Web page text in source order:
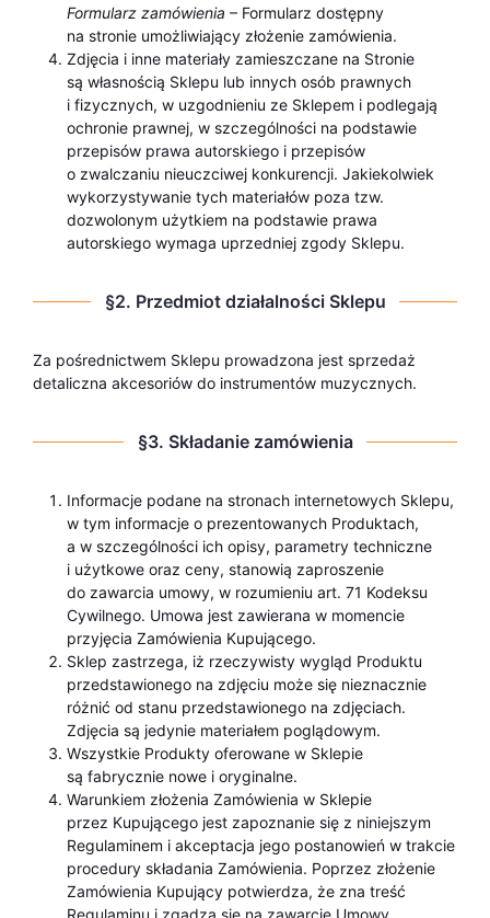
Formularz zamówienia – Formularz dostępny
na stronie umożliwiający złożenie zamówienia.
Zdjęcia i inne materiały zamieszczane na Stronie
są własnością Sklepu lub innych osób prawnych
i fizycznych, w uzgodnieniu ze Sklepem i podlegają
ochronie prawnej, w szczególności na podstawie
przepisów prawa autorskiego i przepisów
o zwalczaniu nieuczciwej konkurencji. Jakiekolwiek
wykorzystywanie tych materiałów poza tzw.
dozwolonym użytkiem na podstawie prawa
autorskiego wymaga uprzedniej zgody Sklepu.
§2. Przedmiot działalności Sklepu
Za pośrednictwem Sklepu prowadzona jest sprzedaż
detaliczna akcesoriów do instrumentów muzycznych.
§3. Składanie zamówienia
Informacje podane na stronach internetowych Sklepu,
w tym informacje o prezentowanych Produktach,
a w szczególności ich opisy, parametry techniczne
i użytkowe oraz ceny, stanowią zaproszenie
do zawarcia umowy, w rozumieniu art. 71 Kodeksu
Cywilnego. Umowa jest zawierana w momencie
przyjęcia Zamówienia Kupującego.
Sklep zastrzega, iż rzeczywisty wygląd Produktu
przedstawionego na zdjęciu może się nieznacznie
różnić od stanu przedstawionego na zdjęciach.
Zdjęcia są jedynie materiałem poglądowym.
Wszystkie Produkty oferowane w Sklepie
są fabrycznie nowe i oryginalne.
Warunkiem złożenia Zamówienia w Sklepie
przez Kupującego jest zapoznanie się z niniejszym
Regulaminem i akceptacja jego postanowień w trakcie
procedury składania Zamówienia. Poprzez złożenie
Zamówienia Kupujący potwierdza, że zna treść
Regulaminu i zgadza się na zawarcie Umowy